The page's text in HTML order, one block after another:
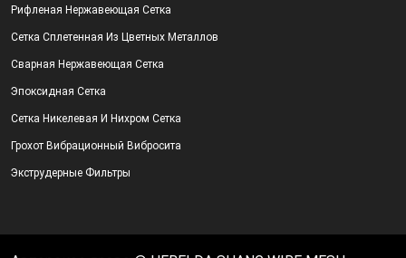
Рифленая Нержавеющая Сетка
Сетка Сплетенная Из Цветных Металлов
Сварная Нержавеющая Сетка
Эпоксидная Сетка
Сетка Никелевая И Нихром Сетка
Грохот Вибрационный Вибросита
Экструдерные Фильтры